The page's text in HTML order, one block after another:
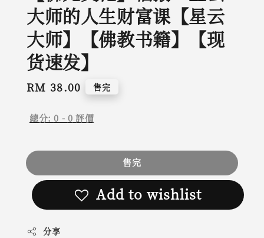
大师的人生财富课【星云
大师】【佛教书籍】【现
货速发】
Regular
RM 38.00 售完
總分:0 - 0 評價
售完
Add to wishlist
分享